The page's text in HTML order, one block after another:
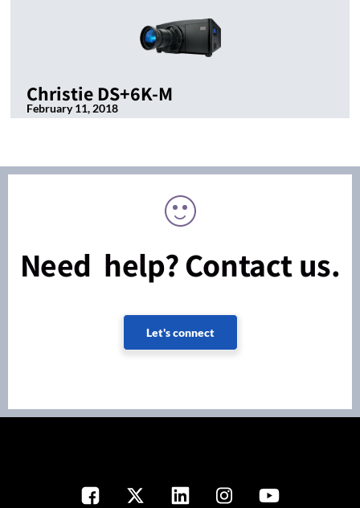
Christie DS+6K-M
February 11, 2018
Need help? Contact us.
Let's connect